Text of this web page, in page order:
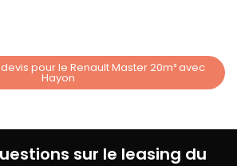
pour le Renault Master 20m³ avec
Hayon
sur le leasing du